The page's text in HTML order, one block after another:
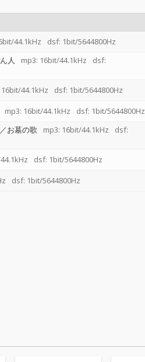
44.1kHz dsf: 1bit/5644800Hz
人 mp3: 16bit/44.1kHz
dsf:
44.1kHz dsf: 1bit/5644800Hz
mp3: 16bit/44.1kHz dsf: 1bit/5644800Hz
お墓の歌 mp3: 16bit/44.1kHz
dsf:
dsf: 1bit/5644800Hz
dsf: 1bit/5644800Hz